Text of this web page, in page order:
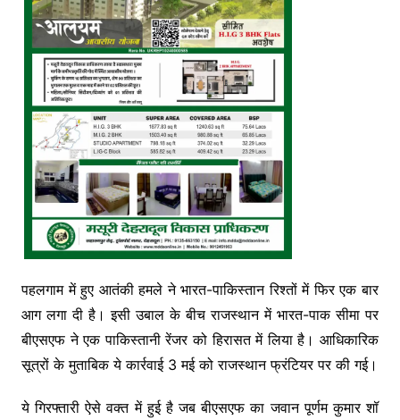
पहलगाम में हुए आतंकी हमले ने भारत-पाकिस्तान रिश्तों में फिर एक बार
आग लगा दी है। इसी उबाल के बीच राजस्थान में भारत-पाक सीमा पर
बीएसएफ ने एक पाकिस्तानी रेंजर को हिरासत में लिया है। आधिकारिक
सूत्रों के मुताबिक ये कार्रवाई 3 मई को राजस्थान फ्रंटियर पर की गई।
ये गिरफ्तारी ऐसे वक्त में हुई है जब बीएसएफ का जवान पूर्णम कुमार शॉ